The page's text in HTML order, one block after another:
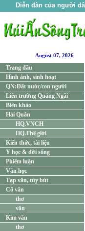
Diễn đàn của người
August 07, 2026
Trang đầu
Hình ảnh, sinh hoạt
QN:Đất nước/con người
Liên trường Quảng Ngãi
Biên khảo
Hải Quân
HQ.VNCH
HQ.Thế giới
Kiến thức, tài liệu
Y học & đời sống
Phiếm luận
Văn học
Tạp văn, tùy bút
Cổ văn
thơ
văn
Kim văn
thơ